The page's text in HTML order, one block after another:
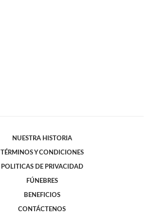
NUESTRA HISTORIA
TÉRMINOS Y CONDICIONES
POLITICAS DE PRIVACIDAD
FÚNEBRES
BENEFICIOS
CONTÁCTENOS